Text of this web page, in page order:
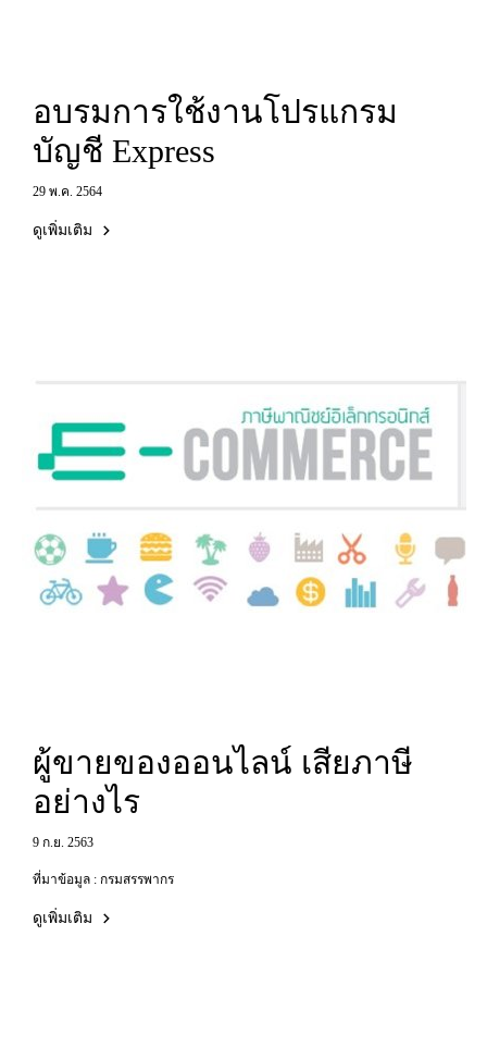
อบรมการใช้งานโปรแกรม
บัญชี Express
29 พ.ค. 2564
ดูเพิ่มเติม
ผู้ขายของออนไลน์ เสียภาษี
อย่างไร
9 ก.ย. 2563
ที่มาข้อมูล : กรมสรรพากร
ดูเพิ่มเติม